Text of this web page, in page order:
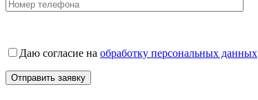
Даю согласие на обработку персональных данных